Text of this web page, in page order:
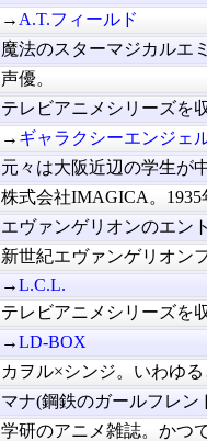
→ A.T.フィールド
魔法のスターマジカルエ
声優。
テレビアニメシリーズを
→ ギャラクシーエンジェ
元々は大阪近辺の学生が
株式会社IMAGICA。1935
エヴァンゲリオンのエン
新世紀エヴァンゲリオン
→L.C.L.
テレビアニメシリーズを
→LD-BOX
カヲル×シンジ。いわゆ
マナ(鋼鉄のガールフレン
学研のアニメ雑誌。かつ